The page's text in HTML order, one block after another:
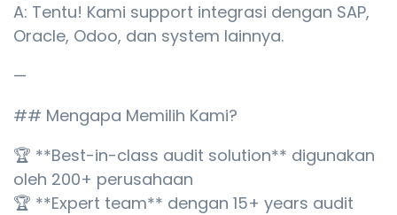
A: Tentu! Kami support integrasi dengan SAP,
Oracle, Odoo, dan system lainnya.
—
## Mengapa Memilih Kami?
🏆 **Best-in-class audit solution** digunakan
oleh 200+ perusahaan
🏆 **Expert team** dengan 15+ years audit